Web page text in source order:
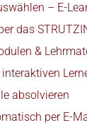
– E-
das
&
absolvieren
per E-